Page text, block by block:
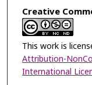
Creative
This work is
Attribution-
International